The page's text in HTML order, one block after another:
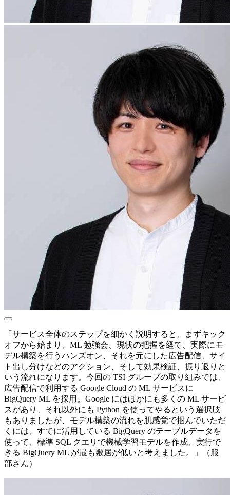
「サービス全体のステップを細かく説明すると、まずキック
オフから始まり、ML 勉強会、現状の把握を経て、実際にモ
デル構築を行うハンズオン、それを元にした広告配信、サイ
ト出し分けなどのアクション、そして効果検証、振り返りと
いう流れになります。今回の TSI グループの取り組みでは、
広告配信で利用する Google Cloud の ML サービスに
BigQuery ML を採用。Google にはほかにも多くの ML サービ
スがあり、それ以外にも Python を使ってやるという選択肢
もありましたが、モデル構築の流れを肌感覚で掴んでいただ
くには、すでに活用している BigQuery のテーブルデータを
使って、標準 SQL クエリで機械学習モデルを作成、実行で
きる BigQuery ML が最も敷居が低いと考えました。」（服
部さん）